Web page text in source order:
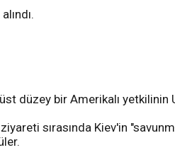
düzey bir Amerikalı
sırasında Kiev'in